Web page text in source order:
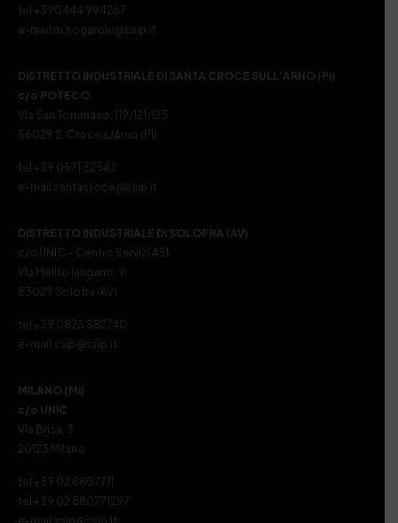
tel +390444 994267
e-mail m.nogarole@ssip.it
DISTRETTO INDUSTRIALE DI SANTA CROCE SULL’ARNO (PI)
c/o POTECO
Via San Tommaso, 119/121/123
56029 S. Croce s/Arno (PI)
tel +39 0571 32542
e-mail santacroce@ssip.it
DISTRETTO INDUSTRIALE DI SOLOFRA (AV)
c/o UNIC – Centro Servizi ASI
Via Melito Iangano, 9
83029 Solofra (AV)
tel +39 0825 582740
e-mail ssip@ssip.it
MILANO (MI)
c/o UNIC
Via Brisa, 3
20123 Milano
tel +39 02 8807711
tel +39 02 880771297